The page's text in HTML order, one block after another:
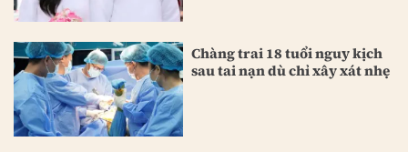
Chàng trai 18 tuổi nguy kịch
sau tai nạn dù chỉ xây xát nhẹ